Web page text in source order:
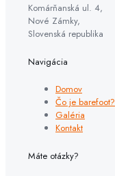
Komárňanská ul. 4,
Nové Zámky,
Slovenská republika
Navigácia
Domov
Čo je barefoot?
Galéria
Kontakt
Máte otázky?